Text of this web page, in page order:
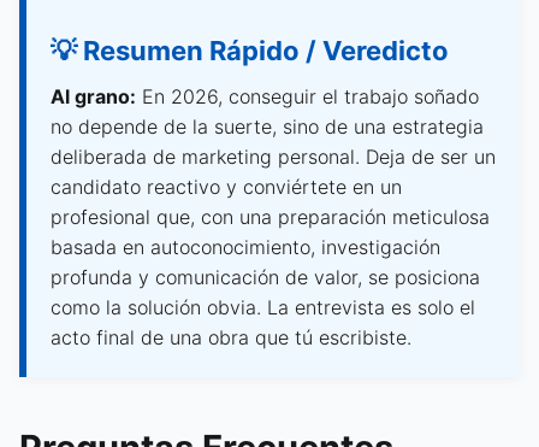
💡 Resumen Rápido / Veredicto
Al grano: En 2026, conseguir el trabajo soñado
no depende de la suerte, sino de una estrategia
deliberada de marketing personal. Deja de ser un
candidato reactivo y conviértete en un
profesional que, con una preparación meticulosa
basada en autoconocimiento, investigación
profunda y comunicación de valor, se posiciona
como la solución obvia. La entrevista es solo el
acto final de una obra que tú escribiste.